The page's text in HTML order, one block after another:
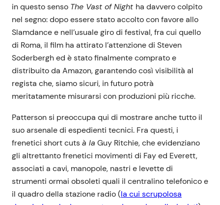
in questo senso The Vast of Night ha davvero colpito
nel segno: dopo essere stato accolto con favore allo
Slamdance e nell’usuale giro di festival, fra cui quello
di Roma, il film ha attirato l’attenzione di Steven
Soderbergh ed è stato finalmente comprato e
distribuito da Amazon, garantendo così visibilità al
regista che, siamo sicuri, in futuro potrà
meritatamente misurarsi con produzioni più ricche.
Patterson si preoccupa qui di mostrare anche tutto il
suo arsenale di espedienti tecnici. Fra questi, i
frenetici short cutsà la Guy Ritchie, che evidenziano
gli altrettanto frenetici movimenti di Fay ed Everett,
associati a cavi, manopole, nastri e levette di
strumenti ormai obsoleti quali il centralino telefonico e
il quadro della stazione radio (la cui scrupolosa